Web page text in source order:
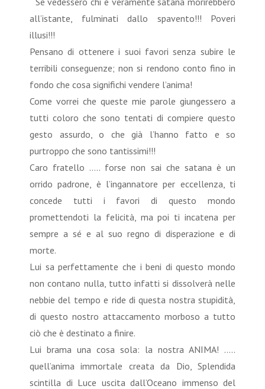
all’istante, fulminati dallo spavento!!! Poveri
illusi!!!
Pensano di ottenere i suoi favori senza subire le
terribili conseguenze; non si rendono conto fino in
fondo che cosa significhi vendere l’anima!
Come vorrei che queste mie parole giungessero a
tutti coloro che sono tentati di compiere questo
gesto assurdo, o che già l’hanno fatto e so
purtroppo che sono tantissimi!!!
Caro fratello ….. forse non sai che satana è un
orrido padrone, è l’ingannatore per eccellenza, ti
concede tutti i favori di questo mondo
promettendoti la felicità, ma poi ti incatena per
sempre a sé e al suo regno di disperazione e di
morte.
Lui sa perfettamente che i beni di questo mondo
non contano nulla, tutto infatti si dissolverà nelle
nebbie del tempo e ride di questa nostra stupidità,
di questo nostro attaccamento morboso a tutto
ciò che è destinato a finire.
Lui brama una cosa sola: la nostra ANIMA! …..
quell’anima immortale creata da Dio, Splendida
scintilla di Luce uscita dall’Oceano immenso del